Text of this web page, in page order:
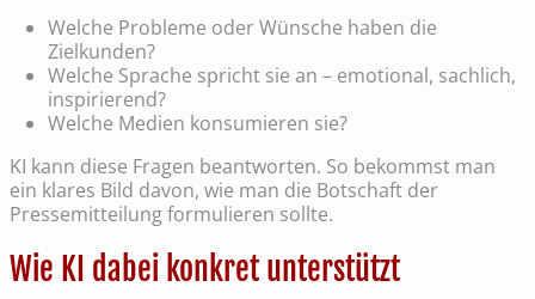
Welche Probleme oder Wünsche haben die
Zielkunden?
Welche Sprache spricht sie an – emotional, sachlich,
inspirierend?
Welche Medien konsumieren sie?
KI kann diese Fragen beantworten. So bekommst man
ein klares Bild davon, wie man die Botschaft der
Pressemitteilung formulieren sollte.
Wie KI dabei konkret unterstützt